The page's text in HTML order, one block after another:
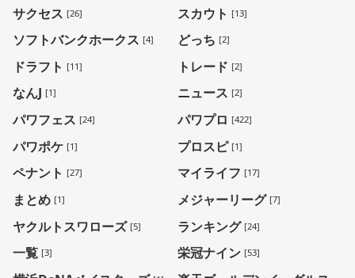
サクセス [26] スカウト [13]
ソフトバンクホークス [4] どっち [2]
ドラフト [11] トレード [2]
なんJ [1] ニュース [2]
パワフェス [24] パワプロ [422]
パワポケ [1] プロスピ [1]
ペナント [27] マイライフ [17]
まとめ [1] メジャーリーグ [7]
ヤクルトスワローズ [5] ランキング [24]
一覧 [3] 栄冠ナイン [53]